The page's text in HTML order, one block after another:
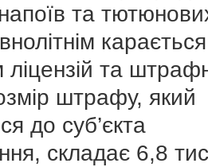
та
карається
та
штрафу, який
до суб’єкта
складає 6,8